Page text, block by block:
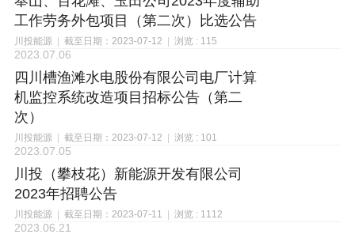
工作劳务外包项目（第二次）比选公告
川投能源 截至日期：2023-07-12 浏览 : 115
2023.07.06
四川槽渔滩水电股份有限公司电厂计算
机监控系统改造项目招标公告（第二
次）
川投能源 截至日期：2023-07-12 浏览 : 101
2023.07.05
川投（攀枝花）新能源开发有限公司
2023年招聘公告
川投能源 截至日期：2023-07-11 浏览 : 1112
2023.06.21